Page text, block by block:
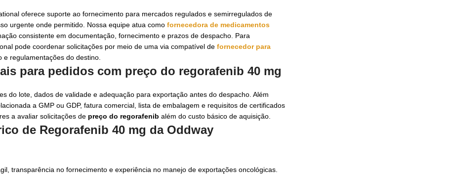
oferece suporte ao fornecimento para mercados regulados e semirregulados de
urgente onde permitido. Nossa equipe atua como fornecedora de medicamentos
consistente em documentação, fornecimento e prazos de despacho. Para
pode coordenar solicitações por meio de uma via compatível de fornecedor para
e regulamentações do destino.
para pedidos com preço do regorafenib 40 mg
do lote, dados de validade e adequação para exportação antes do despacho. Além
a GMP ou GDP, fatura comercial, lista de embalagem e requisitos de certificados
a avaliar solicitações de preço do regorafenib além do custo básico de aquisição.
de Regorafenib 40 mg da Oddway
transparência no fornecimento e experiência no manejo de exportações oncológicas.